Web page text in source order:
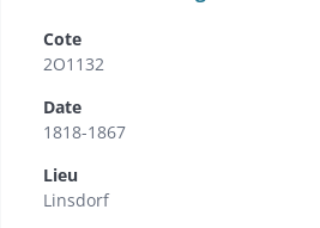
Cote
2O1132
Date
1818-1867
Lieu
Linsdorf